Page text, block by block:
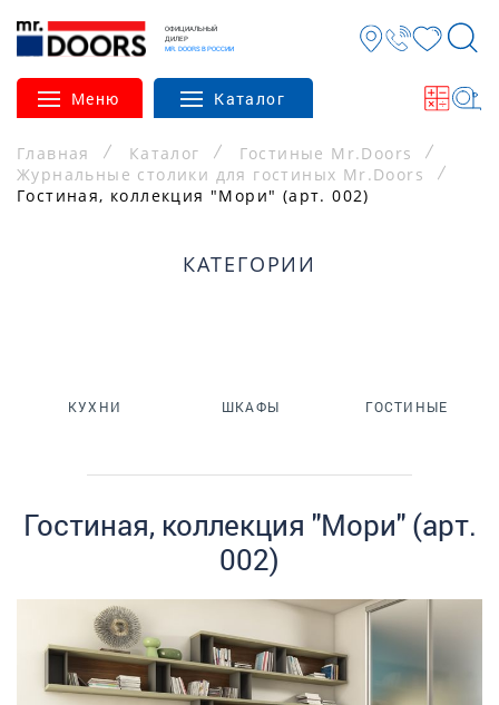
ОФИЦИАЛЬНЫЙ
ДИЛЕР
MR. DOORS В РОССИИ
Меню Каталог
Главная Каталог
Гостиные Mr.Doors
Журнальные столики для гостиных Mr.Doors
Гостиная, коллекция "Мори" (арт. 002)
КАТЕГОРИИ
КУХНИ ШКАФЫ ГОСТИНЫЕ
Гостиная, коллекция "Мори" (арт.
002)